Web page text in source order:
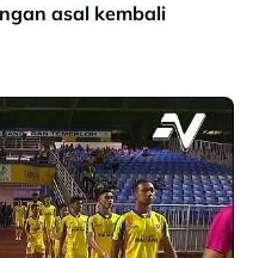
asal kembali